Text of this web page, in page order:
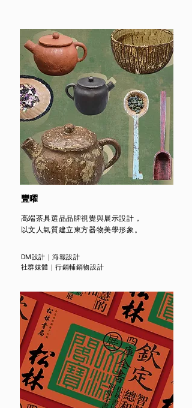
豐曜
高端茶具選品品牌視覺與展示設計，
以文人氣質建立東方器物美學形象。
DM設計｜海報設計
社群媒體 ｜行銷輔銷物設計